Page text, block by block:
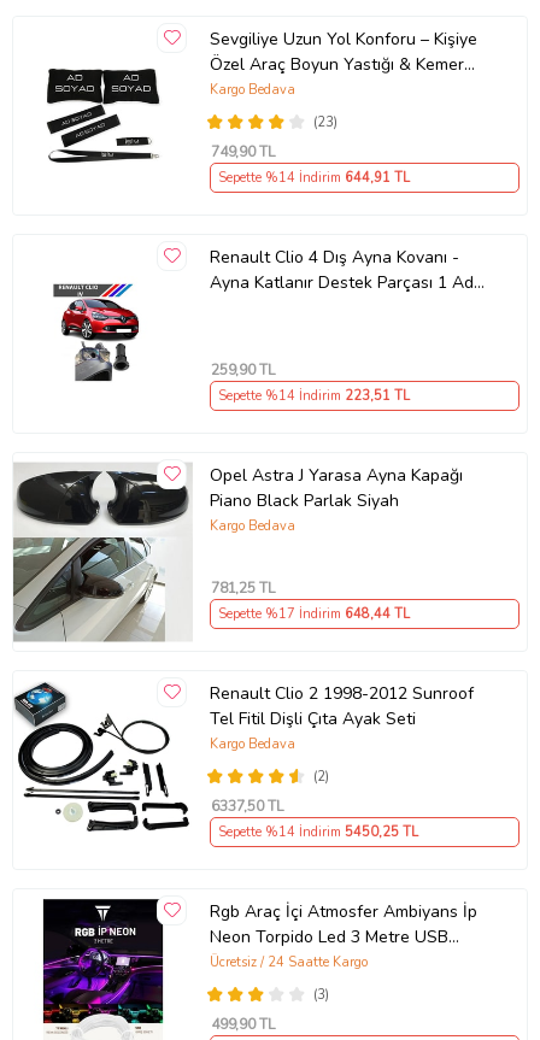
Sevgiliye Uzun Yol Konforu – Kişiye
Özel Araç Boyun Yastığı & Kemer
Pedi Hediye Seti
(23)
Kargo Bedava
749,90 TL
Sepette %14 İndirim 644,91 TL
Renault Clio 4 Dış Ayna Kovanı -
Ayna Katlanır Destek Parçası 1 Adet
259,90 TL
Sepette %14 İndirim 223,51 TL
Opel Astra J Yarasa Ayna Kapağı
Piano Black Parlak Siyah
Kargo Bedava
781,25 TL
Sepette %17 İndirim 648,44 TL
Renault Clio 2 1998-2012 Sunroof
Tel Fitil Dişli Çıta Ayak Seti
(2)
Kargo Bedava
6337,50 TL
Sepette %14 İndirim 5450,25 TL
Rgb Araç İçi Atmosfer Ambiyans İp
Neon Torpido Led 3 Metre USB
Girişli
(3)
Ücretsiz / 24 Saatte Kargo
499,90 TL